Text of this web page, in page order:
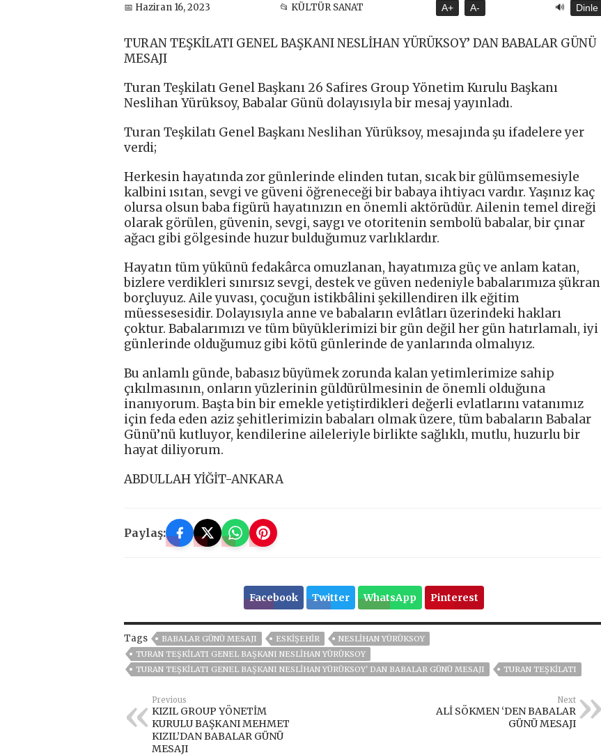
📅 Haziran 16, 2023 📂 KÜLTÜR SANAT A+ A- 🔊 Dinle
TURAN TEŞKİLATI GENEL BAŞKANI NESLİHAN YÜRÜKSOY’ DAN BABALAR GÜNÜ
MESAJI
Turan Teşkilatı Genel Başkanı 26 Safires Group Yönetim Kurulu Başkanı
Neslihan Yürüksoy, Babalar Günü dolayısıyla bir mesaj yayınladı.
Turan Teşkilatı Genel Başkanı Neslihan Yürüksoy, mesajında şu ifadelere yer
verdi;
Herkesin hayatında zor günlerinde elinden tutan, sıcak bir gülümsemesiyle
kalbini ısıtan, sevgi ve güveni öğreneceği bir babaya ihtiyacı vardır. Yaşınız kaç
olursa olsun baba figürü hayatınızın en önemli aktörüdür. Ailenin temel direği
olarak görülen, güvenin, sevgi, saygı ve otoritenin sembolü babalar, bir çınar
ağacı gibi gölgesinde huzur bulduğumuz varlıklardır.
Hayatın tüm yükünü fedakârca omuzlanan, hayatımıza güç ve anlam katan,
bizlere verdikleri sınırsız sevgi, destek ve güven nedeniyle babalarımıza şükran
borçluyuz. Aile yuvası, çocuğun istikbâlini şekillendiren ilk eğitim
müessesesidir. Dolayısıyla anne ve babaların evlâtları üzerindeki hakları
çoktur. Babalarımızı ve tüm büyüklerimizi bir gün değil her gün hatırlamalı, iyi
günlerinde olduğumuz gibi kötü günlerinde de yanlarında olmalıyız.
Bu anlamlı günde, babasız büyümek zorunda kalan yetimlerimize sahip
çıkılmasının, onların yüzlerinin güldürülmesinin de önemli olduğuna
inanıyorum. Başta bin bir emekle yetiştirdikleri değerli evlatlarını vatanımız
için feda eden aziz şehitlerimizin babaları olmak üzere, tüm babaların Babalar
Günü’nü kutluyor, kendilerine aileleriyle birlikte sağlıklı, mutlu, huzurlu bir
hayat diliyorum.
ABDULLAH YİĞİT-ANKARA
Paylaş:
Facebook Twitter WhatsApp Pinterest
Tags BABALAR GÜNÜ MESAJI ESKİŞEHİR
NESLİHAN YÜRÜKSOY
TURAN TEŞKİLATI GENEL BAŞKANI NESLİHAN YÜRÜKSOY
TURAN TEŞKİLATI GENEL BAŞKANI NESLİHAN YÜRÜKSOY' DAN BABALAR GÜNÜ MESAJI
TURAN TEŞKILATI
Previous
KIZIL GROUP YÖNETİM
KURULU BAŞKANI MEHMET
KIZIL’DAN BABALAR GÜNÜ
MESAJI
Next
ALİ SÖKMEN ‘DEN BABALAR
GÜNÜ MESAJI